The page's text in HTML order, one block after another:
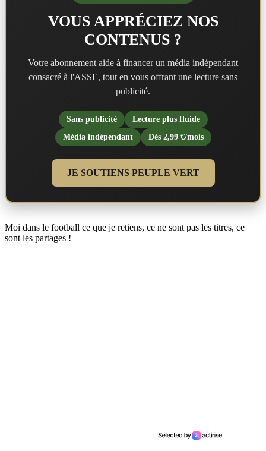
VOUS APPRÉCIEZ NOS
CONTENUS ?
Votre abonnement aide à financer un média indépendant
consacré à l'ASSE, tout en vous offrant une lecture sans
publicité.
Sans publicité
Lecture plus fluide
Média indépendant
Dès 2,99 €/mois
JE SOUTIENS PEUPLE VERT
Moi dans le football ce que je retiens, ce ne sont pas les titres, ce
sont les partages !